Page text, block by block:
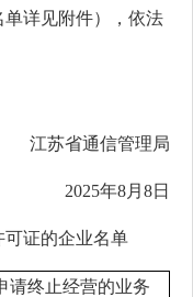
详见附件），依法
江苏省通信管理局
2025年8月8日
可证的企业名单
请终止经营的业务